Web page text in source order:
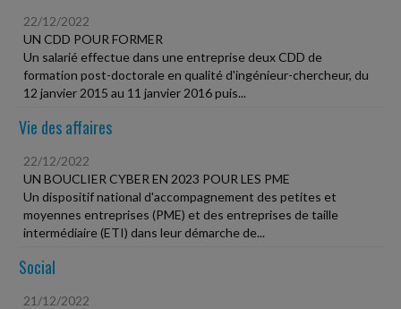
22/12/2022
UN CDD POUR FORMER
Un salarié effectue dans une entreprise deux CDD de
formation post-doctorale en qualité d'ingénieur-chercheur, du
12 janvier 2015 au 11 janvier 2016 puis...
Vie des affaires
22/12/2022
UN BOUCLIER CYBER EN 2023 POUR LES PME
Un dispositif national d'accompagnement des petites et
moyennes entreprises (PME) et des entreprises de taille
intermédiaire (ETI) dans leur démarche de...
Social
21/12/2022